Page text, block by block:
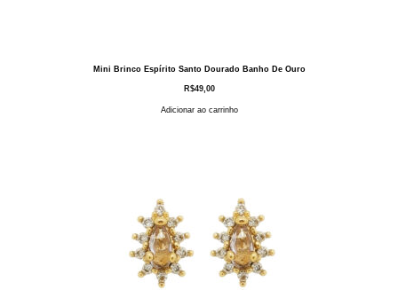
Mini Brinco Espírito Santo Dourado Banho De Ouro
R$49,00
Adicionar ao carrinho